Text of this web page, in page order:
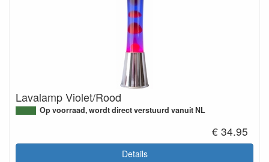
Lavalamp Violet/Rood
Op voorraad, wordt direct verstuurd vanuit NL
€ 34.95
Details